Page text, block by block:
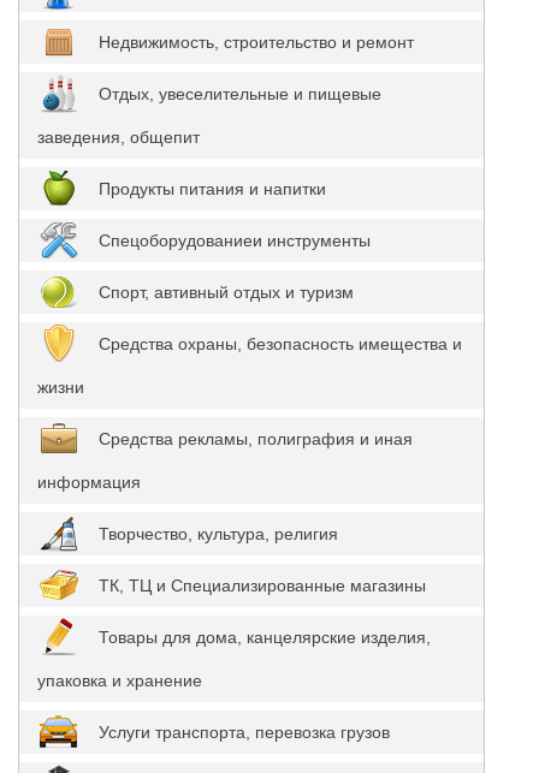
Недвижимость, строительство и ремонт
Отдых, увеселительные и пищевые
заведения, общепит
Продукты питания и напитки
Спецоборудованиеи инструменты
Спорт, автивный отдых и туризм
Средства охраны, безопасность имещества и
жизни
Средства рекламы, полиграфия и иная
информация
Творчество, культура, религия
ТК, ТЦ и Специализированные магазины
Товары для дома, канцелярские изделия,
упаковка и хранение
Услуги транспорта, перевозка грузов